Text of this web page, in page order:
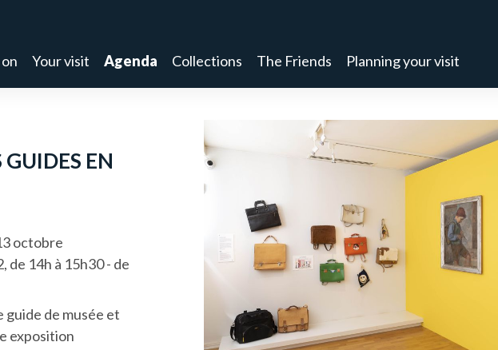
Your visit Agenda Collections The Friends Planning your visit
GUIDES EN
octobre
de 14h à 15h30 - de
guide de musée et
exposition